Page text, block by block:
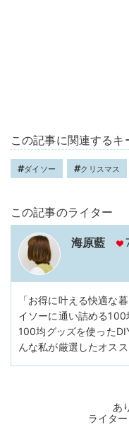
この記事に関連するキ
ダイソー クリスマス
この記事のライター
海原藍
「お得に叶える快適な
イソーに通い詰める
100均グッズを使った
んな私が厳選したオス
あ
ライタ